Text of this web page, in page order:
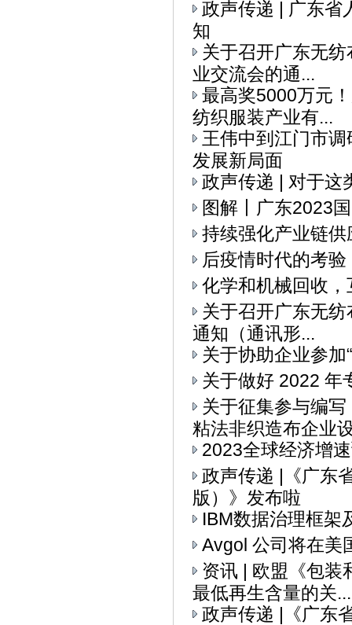
政声传递 | 广东省
知
关于召开广东无纺
业交流会的通...
最高奖5000万元
纺织服装产业有...
王伟中到江门市
发展新局面
政声传递 | 对于
图解丨广东2023
持续强化产业链
后疫情时代的考验
化学和机械回收
关于召开广东无
通知（通讯形...
关于协助企业参加
关于做好 2022 年
关于征集参与编
粘法非织造布企业
2023全球经济增
政声传递 |《广东
版）》发布啦
IBM数据治理框架
Avgol 公司将在美
资讯 | 欧盟《包装
最低再生含量的关...
政声传递 |《广东